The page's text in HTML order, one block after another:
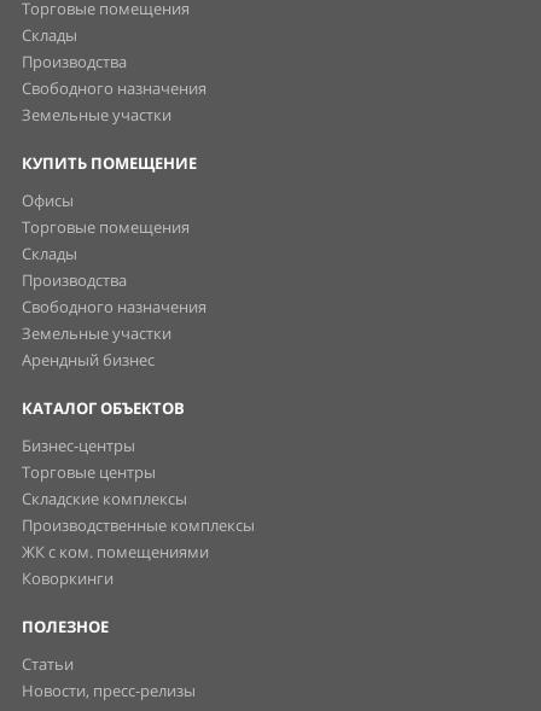
Торговые помещения
Склады
Производства
Свободного назначения
Земельные участки
КУПИТЬ ПОМЕЩЕНИЕ
Офисы
Торговые помещения
Склады
Производства
Свободного назначения
Земельные участки
Арендный бизнес
КАТАЛОГ ОБЪЕКТОВ
Бизнес-центры
Торговые центры
Складские комплексы
Производственные комплексы
ЖК с ком. помещениями
Коворкинги
ПОЛЕЗНОЕ
Статьи
Новости, пресс-релизы